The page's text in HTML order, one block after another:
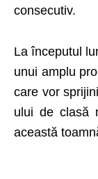
consecutiv.
La începutul
unui amplu
care vor
ului de clasă
această